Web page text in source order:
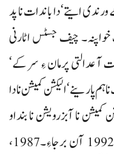
ایتے‘دا باندات نا پد
چیف جسٹس اٹارنی
عدالتی پرمان ءِ سر کے‘
پارینے‘ الیکشن کمیشن نا دا
نا آبزرویشن نا بنداو
سکیورٹی تفننگ ءِ۔ ملک اٹ دہشتگردی 1992 آن برجاءِ۔1987،